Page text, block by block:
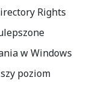
Rights
w Windows
poziom